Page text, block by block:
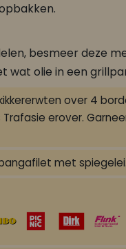
besmeer deze
wat olie in een
over 4
Trafasie erover.
met spiegelei.